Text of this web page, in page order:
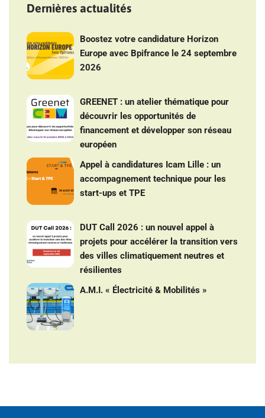
Dernières actualités
Boostez votre candidature Horizon
Europe avec Bpifrance le 24 septembre
2026
GREENET : un atelier thématique pour
découvrir les opportunités de
financement et développer son réseau
européen
Appel à candidatures Icam Lille : un
accompagnement technique pour les
start-ups et TPE
DUT Call 2026 : un nouvel appel à
projets pour accélérer la transition vers
des villes climatiquement neutres et
résilientes
A.M.I. « Électricité & Mobilités »